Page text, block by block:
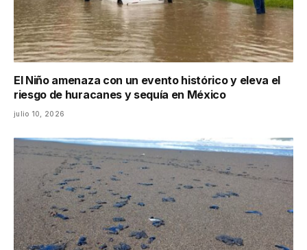
El Niño amenaza con un evento histórico y eleva el
riesgo de huracanes y sequía en México
julio 10, 2026